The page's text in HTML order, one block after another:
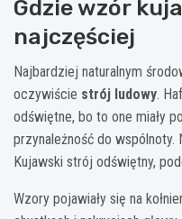
Gdzie wzór
najczęściej
Najbardziej naturalnym
oczywiście strój ludowy.
odświętne, bo to one miały
przynależność do wspólnoty.
Kujawski strój odświętny,
Wzory pojawiały się na